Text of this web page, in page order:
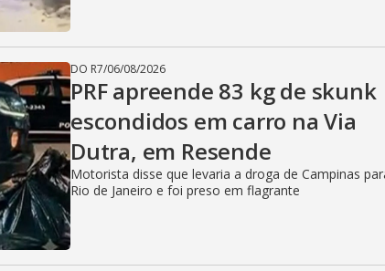
DO R7/06/08/2026
PRF apreende 83 kg de skunk
escondidos em carro na Via
Dutra, em Resende
Motorista disse que levaria a droga de Campinas
Rio de Janeiro e foi preso em flagrante